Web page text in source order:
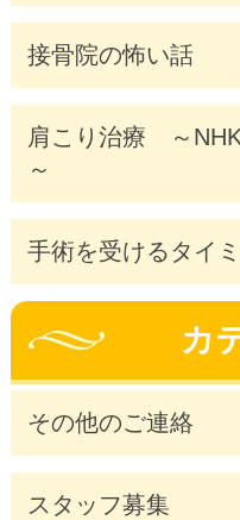
接骨院の怖い話
肩こり治療 ～
～
手術を受けるタイ
カ
その他のご連絡
スタッフ募集